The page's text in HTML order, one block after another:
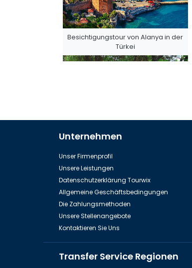
Besichtigungstour von Alanya in der
Türkei
Dinopark in Kemer
Insel Rhodos
Unternehmen
Unser Firmenprofil
Unsere Leistungen
Datenschutzerklärung Tourwix
Allgemeine Geschäftsbedingungen
Die Zahlungsmethoden
Unsere Stellenangebote
Kontaktieren Sie Uns
Transfer Service Regionen